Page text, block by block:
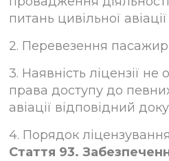
питань цивільної
2. Перевезення
3. Наявність ліцензії
права доступу до
авіації відповідний
4. Порядок
Стаття 93.